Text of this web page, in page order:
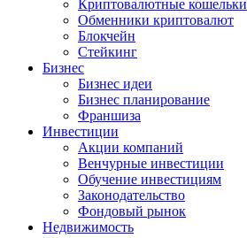
Криптовалютные кошельки
Обменники криптовалют
Блокчейн
Стейкинг
Бизнес
Бизнес идеи
Бизнес планирование
Франшиза
Инвестиции
Акции компаний
Венчурные инвестиции
Обучение инвестициям
Законодательство
Фондовый рынок
Недвижимость